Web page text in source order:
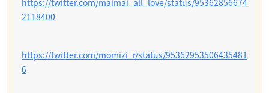
https://twitter.com/maimai_all_love/status/95362856674
2118400
https://twitter.com/momizi_r/status/95362953506435481
6